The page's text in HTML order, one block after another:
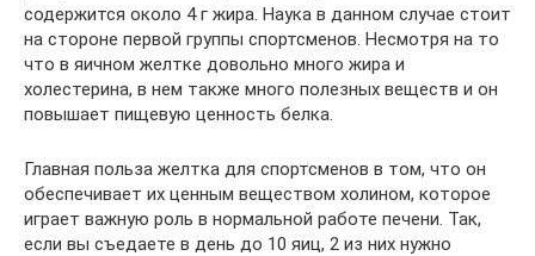
содержится около 4 г жира. Наука в данном случае стоит
на стороне первой группы спортсменов. Несмотря на то
что в яичном желтке довольно много жира и
холестерина, в нем также много полезных веществ и он
повышает пищевую ценность белка.
Главная польза желтка для спортсменов в том, что он
обеспечивает их ценным веществом холином, которое
играет важную роль в нормальной работе печени. Так,
если вы съедаете в день до 10 яиц, 2 из них нужно